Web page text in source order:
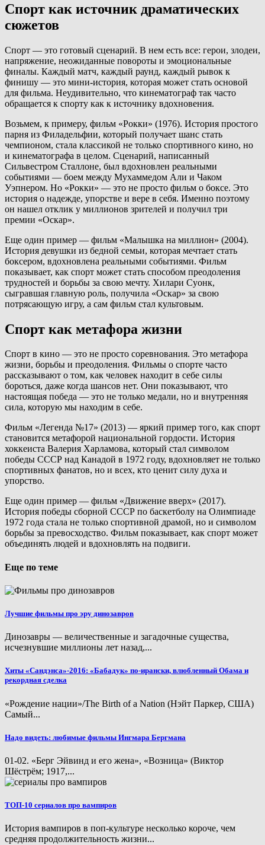
Спорт как источник драматических
сюжетов
Спорт — это готовый сценарий. В нем есть все: герои, злодеи,
напряжение, неожиданные повороты и эмоциональные
финалы. Каждый матч, каждый раунд, каждый рывок к
финишу — это мини-история, которая может стать основой
для фильма. Неудивительно, что кинематограф так часто
обращается к спорту как к источнику вдохновения.
Возьмем, к примеру, фильм «Рокки» (1976). История простого
парня из Филадельфии, который получает шанс стать
чемпионом, стала классикой не только спортивного кино, но
и кинематографа в целом. Сценарий, написанный
Сильвестром Сталлоне, был вдохновлен реальными
событиями — боем между Мухаммедом Али и Чаком
Уэпнером. Но «Рокки» — это не просто фильм о боксе. Это
история о надежде, упорстве и вере в себя. Именно поэтому
он нашел отклик у миллионов зрителей и получил три
премии «Оскар».
Еще один пример — фильм «Малышка на миллион» (2004).
История девушки из бедной семьи, которая мечтает стать
боксером, вдохновлена реальными событиями. Фильм
показывает, как спорт может стать способом преодоления
трудностей и борьбы за свою мечту. Хилари Суонк,
сыгравшая главную роль, получила «Оскар» за свою
потрясающую игру, а сам фильм стал культовым.
Спорт как метафора жизни
Спорт в кино — это не просто соревнования. Это метафора
жизни, борьбы и преодоления. Фильмы о спорте часто
рассказывают о том, как человек находит в себе силы
бороться, даже когда шансов нет. Они показывают, что
настоящая победа — это не только медали, но и внутренняя
сила, которую мы находим в себе.
Фильм «Легенда №17» (2013) — яркий пример того, как спорт
становится метафорой национальной гордости. История
хоккеиста Валерия Харламова, который стал символом
победы СССР над Канадой в 1972 году, вдохновляет не только
спортивных фанатов, но и всех, кто ценит силу духа и
упорство.
Еще один пример — фильм «Движение вверх» (2017).
История победы сборной СССР по баскетболу на Олимпиаде
1972 года стала не только спортивной драмой, но и символом
борьбы за превосходство. Фильм показывает, как спорт может
объединять людей и вдохновлять на подвиги.
Еще по теме
Лучшие фильмы про эру динозавров
Динозавры — величественные и загадочные существа,
исчезнувшие миллионы лет назад,...
Хиты «Сандэнса»-2016: «Бабадук» по-ирански, влюбленный Обама и
рекордная сделка
«Рождение нации»/The Birth of a Nation (Нэйт Паркер, США)
Самый...
Надо видеть: любимые фильмы Ингмара Бергмана
01-02. «Берг Эйвинд и его жена», «Возница» (Виктор
Шёстрём; 1917,...
ТОП-10 сериалов про вампиров
История вампиров в поп-культуре несколько короче, чем
средняя продолжительность жизни...